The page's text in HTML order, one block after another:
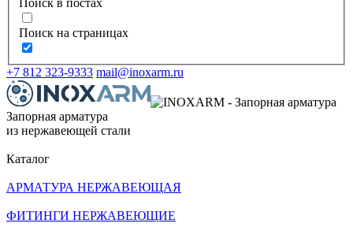
Поиск в постах
Поиск на страницах
+7 812 323-9333 mail@inoxarm.ru
Запорная арматура
из нержавеющей стали
Каталог
АРМАТУРА НЕРЖАВЕЮЩАЯ
ФИТИНГИ НЕРЖАВЕЮЩИЕ